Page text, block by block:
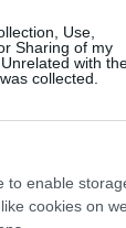
Use,
Sharing of my
with
collected.
to enable
cookies on
rentables a
Joaquín,
pujar!
– Maffeo,